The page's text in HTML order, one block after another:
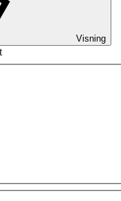
Visning